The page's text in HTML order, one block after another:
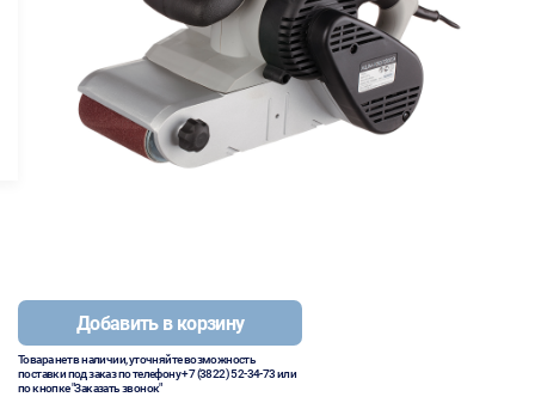
Добавить в корзину
Товара нет в наличии, уточняйте возможность
поставки под заказ по телефону+7 (3822) 52-34-73или
по кнопке "Заказать звонок"